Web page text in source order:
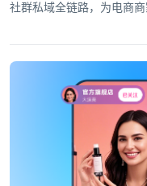
社群私域全链路，为电商商